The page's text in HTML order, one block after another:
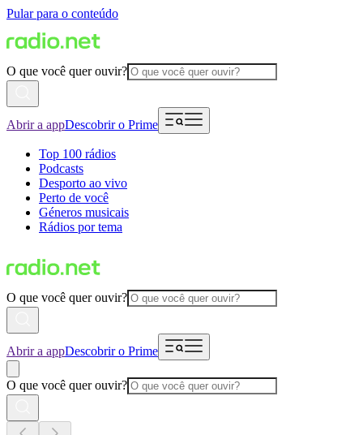
Pular para o conteúdo
O que você quer ouvir?
Abrir a appDescobrir o Prime
Top 100 rádios
Podcasts
Desporto ao vivo
Perto de você
Géneros musicais
Rádios por tema
O que você quer ouvir?
Abrir a appDescobrir o Prime
O que você quer ouvir?